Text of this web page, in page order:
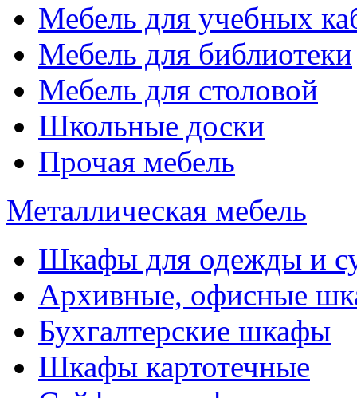
Мебель для учебных
Мебель для библиотеки
Мебель для столовой
Школьные доски
Прочая мебель
Металлическая мебель
Шкафы для одежды и
Архивные, офисные
Бухгалтерские шкафы
Шкафы картотечные